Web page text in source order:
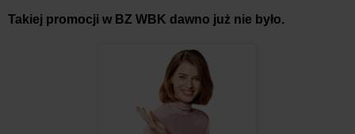
Takiej promocji w BZ WBK dawno już nie było.